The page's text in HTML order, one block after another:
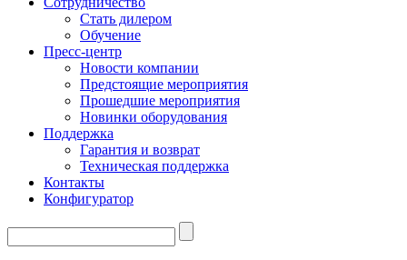
Стать дилером
Обучение
Пресс-центр
Новости компании
Предстоящие мероприятия
Прошедшие мероприятия
Новинки оборудования
Поддержка
Гарантия и возврат
Техническая поддержка
Контакты
Конфигуратор